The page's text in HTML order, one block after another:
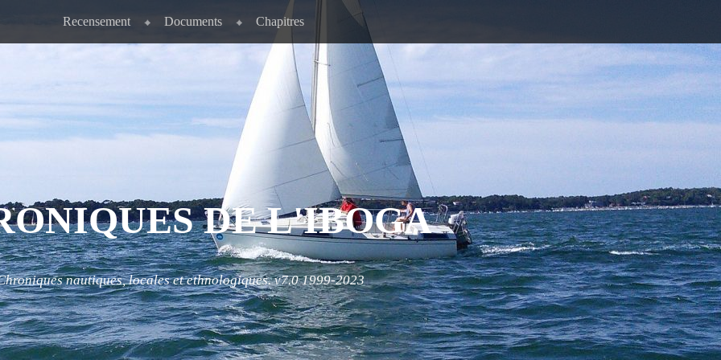
Recensement Documents Chapitres
DE L'IBOGA
nautiques, locales et ethnologiques. v7.0 1999-2023